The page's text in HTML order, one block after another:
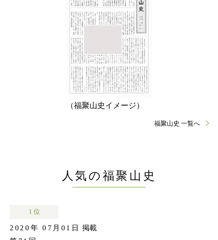
（福聚山史イメージ）
福聚山史 一覧へ
人気の福聚山史
1 位
2020年 07月01日
掲載